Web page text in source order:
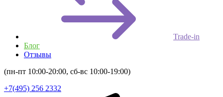
Trade-in
Блог
Отзывы
(пн-пт 10:00-20:00, сб-вс 10:00-19:00)
+7(495) 256 2332